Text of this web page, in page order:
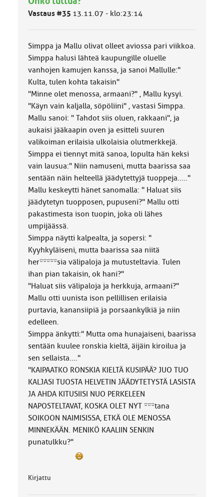
u
k
a
Vastaus #35 13.11.07 - klo:23:14
Simppa ja Mallu olivat olleet aviossa pari viikkoa.
Simppa halusi lähteä kaupungille oluelle
vanhojen kamujen kanssa, ja sanoi Mallulle:"
Kulta, tulen kohta takaisin"
"Minne olet menossa, armaani?" , Mallu kysyi.
"Käyn vain kaljalla, söpöliini" , vastasi Simppa.
Mallu sanoi: " Tahdot siis oluen, rakkaani", ja
aukaisi jääkaapin oven ja esitteli suuren
valikoiman erilaisia ulkolaisia olutmerkkejä.
Simppa ei tiennyt mitä sanoa, lopulta hän keksi
vain lausua:" Niin namuseni, mutta baarissa saa
sentään näin helteellä jäädytettyjä tuoppeja....."
Mallu keskeytti hänet sanomalla: " Haluat siis
jäädytetyn tuopposen, pupuseni?" Mallu otti
pakastimesta ison tuopin, joka oli lähes
umpijäässä.
Simppa näytti kalpealta, ja sopersi: "
Kyyhkyläiseni, mutta baarissa saa niitä
her*****sia välipaloja ja mutusteltavia. Tulen
ihan pian takaisin, ok hani?"
"Haluat siis välipaloja ja herkkuja, armaani?"
Mallu otti uunista ison pellillisen erilaisia
purtavia, kanansiipiä ja porsaankylkiä ja niin
edelleen.
Simppa änkytti:" Mutta oma hunajaiseni, baarissa
sentään kuulee ronskia kieltä, äijäin kiroilua ja
sen sellaista...."
"KAIPAATKO RONSKIA KIELTÄ KUSIPÄÄ? JUO TUO
KALJASI TUOSTA HELVETIN JÄÄDYTETYSTÄ LASISTA
JA AHDA KITUSIISI NUO PERKELEEN
NAPOSTELTAVAT, KOSKA OLET NYT ***tana
SOIKOON NAIMISISSA, ETKÄ OLE MENOSSA
MINNEKÄÄN. MENIKÖ KAALIIN SENKIN
punatulkku?"
Kirjattu